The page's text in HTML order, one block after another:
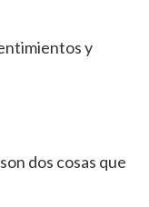
y
dos cosas que